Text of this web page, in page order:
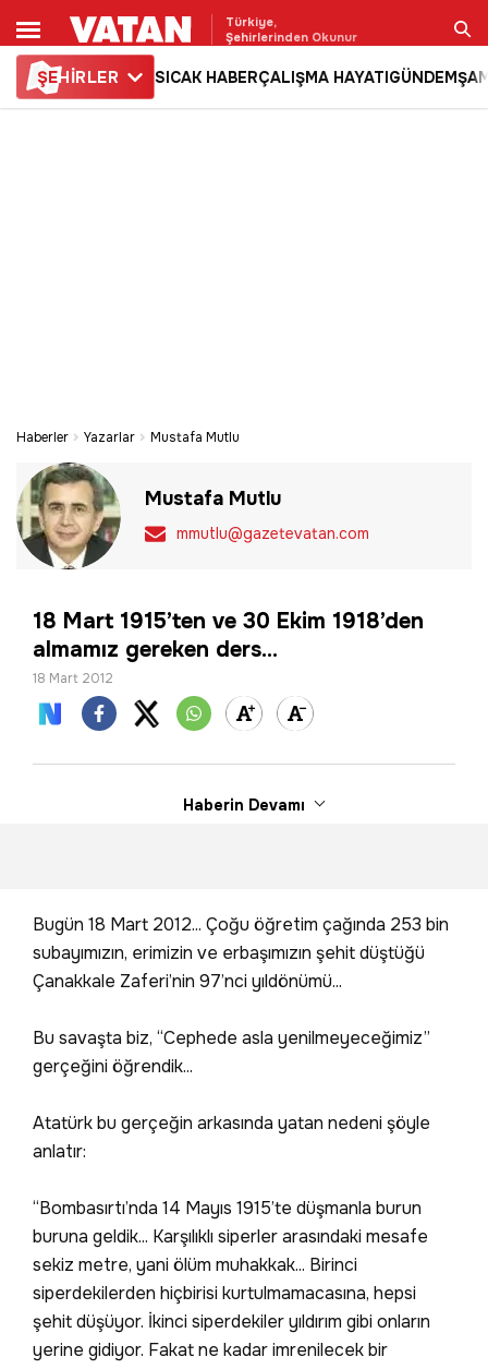
Türkiye,
Şehirlerinden Okunur
ŞEHİRLER SICAK HABERÇALIŞMA HAYATIGÜNDEM
Haberler Yazarlar Mustafa Mutlu
Mustafa Mutlu
mmutlu@gazetevatan.com
18 Mart 1915’ten ve 30 Ekim 1918’den
almamız gereken ders...
18 Mart 2012
Haberin Devamı
Bugün 18 Mart 2012... Çoğu öğretim çağında 253 bin
subayımızın, erimizin ve erbaşımızın şehit düştüğü
Çanakkale Zaferi’nin 97’nci yıldönümü...
Bu savaşta biz, “Cephede asla yenilmeyeceğimiz”
gerçeğini öğrendik...
Atatürk bu gerçeğin arkasında yatan nedeni şöyle
anlatır:
“Bombasırtı’nda 14 Mayıs 1915’te düşmanla burun
buruna geldik... Karşılıklı siperler arasındaki mesafe
sekiz metre, yani ölüm muhakkak... Birinci
siperdekilerden hiçbirisi kurtulmamacasına, hepsi
şehit düşüyor. İkinci siperdekiler yıldırım gibi onların
yerine gidiyor. Fakat ne kadar imrenilecek bir